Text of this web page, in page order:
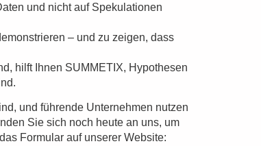
und nicht auf Spekulationen
– und zu zeigen, dass
hilft Ihnen SUMMETIX, Hypothesen
und führende Unternehmen nutzen
Sie sich noch heute an uns, um
Formular auf unserer Website: